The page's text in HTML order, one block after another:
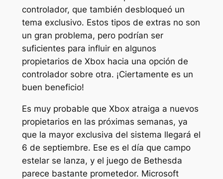
controlador, que también desbloqueó un
tema exclusivo. Estos tipos de extras no son
un gran problema, pero podrían ser
suficientes para influir en algunos
propietarios de Xbox hacia una opción de
controlador sobre otra. ¡Ciertamente es un
buen beneficio!
Es muy probable que Xbox atraiga a nuevos
propietarios en las próximas semanas, ya
que la mayor exclusiva del sistema llegará el
6 de septiembre. Ese es el día que campo
estelarse lanza, y el juego de Bethesda
parece bastante prometedor. Microsoft